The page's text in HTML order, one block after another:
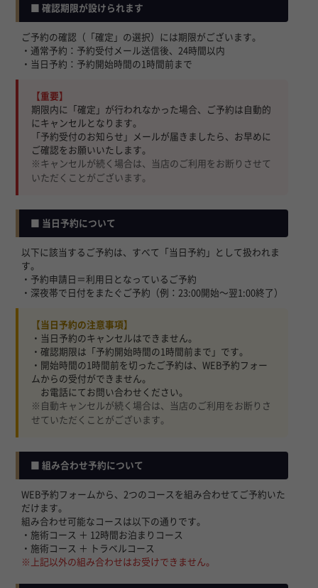
■ 確認期限が設けられます
ご予約の確認（「確定」の選択）には期限がございます。
・通常予約：予約受付メール送信後、24時間以内
・当日予約：予約開始時間の1時間前まで
【重要】
期限内に「確定」が行われなかった場合、ご予約は自動的
にキャンセルとなります。
「予約受付のお知らせ」メールが届きましたら、お早めに
ご確認をお願いいたします。
※キャンセルが続く場合は、当店のご利用をお断りさせて
いただくことがございます。
■ 当日予約について
以下に該当するご予約は、すべて「当日予約」として扱われま
す。
・予約申請日＝利用日となっているご予約
・深夜帯で日付をまたぐご予約（例：23:00開始〜翌1:00終了）
【当日予約の注意事項】
・当日予約のキャンセルはできません。
・確認期限は「予約開始時間の1時間前まで」です。
・開始時間の1時間前を切ったご予約は、WEB予約フォー
ムからの受付ができません。
お電話にてお問い合わせください。
※自動キャンセルが続く場合は、当店のご利用をお断りさ
せていただくことがございます。
■ 組み合わせ予約について
WEB予約フォームから、2つのコースを組み合わせてご予約いた
だけます。
組み合わせ可能なコースは以下の通りです。
・施術コース ＋ 12時間お泊まりコース
・施術コース ＋ トラベルコース
※上記以外の組み合わせはお受けできません。